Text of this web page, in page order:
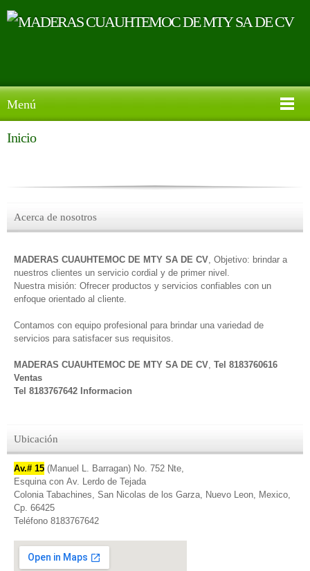
Menú
Inicio
Acerca de nosotros
MADERAS CUAUHTEMOC DE MTY SA DE CV, Objetivo: brindar a
nuestros clientes un servicio cordial y de primer nivel.
Nuestra misión: Ofrecer productos y servicios confiables con un
enfoque orientado al cliente.
Contamos con equipo profesional para brindar una variedad de
servicios para satisfacer sus requisitos.
MADERAS CUAUHTEMOC DE MTY SA DE CV, Tel 8183760616
Ventas
Tel 8183767642 Informacion
Ubicación
Av.# 15 (Manuel L. Barragan) No. 752 Nte,
Esquina con Av. Lerdo de Tejada
Colonia Tabachines, San Nicolas de los Garza, Nuevo Leon, Mexico,
Cp. 66425
Teléfono 8183767642